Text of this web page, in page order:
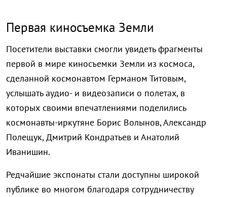
Первая киносъемка Земли
Посетители выставки смогли увидеть фрагменты
первой в мире киносъемки Земли из космоса,
сделанной космонавтом Германом Титовым,
услышать аудио- и видеозаписи о полетах, в
которых своими впечатлениями поделились
космонавты-иркутяне Борис Волынов, Александр
Полещук, Дмитрий Кондратьев и Анатолий
Иванишин.
Редчайшие экспонаты стали доступны широкой
публике во многом благодаря сотрудничеству